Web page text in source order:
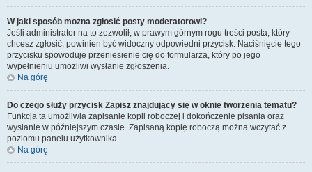
W jaki sposób można zgłosić posty moderatorowi?
Jeśli administrator na to zezwolił, w prawym górnym rogu treści posta, który
chcesz zgłosić, powinien być widoczny odpowiedni przycisk. Naciśnięcie tego
przycisku spowoduje przeniesienie cię do formularza, który po jego
wypełnieniu umożliwi wysłanie zgłoszenia.
Na górę
Do czego służy przycisk Zapisz znajdujący się w oknie tworzenia tematu?
Funkcja ta umożliwia zapisanie kopii roboczej i dokończenie pisania oraz
wysłanie w późniejszym czasie. Zapisaną kopię roboczą można wczytać z
poziomu panelu użytkownika.
Na górę